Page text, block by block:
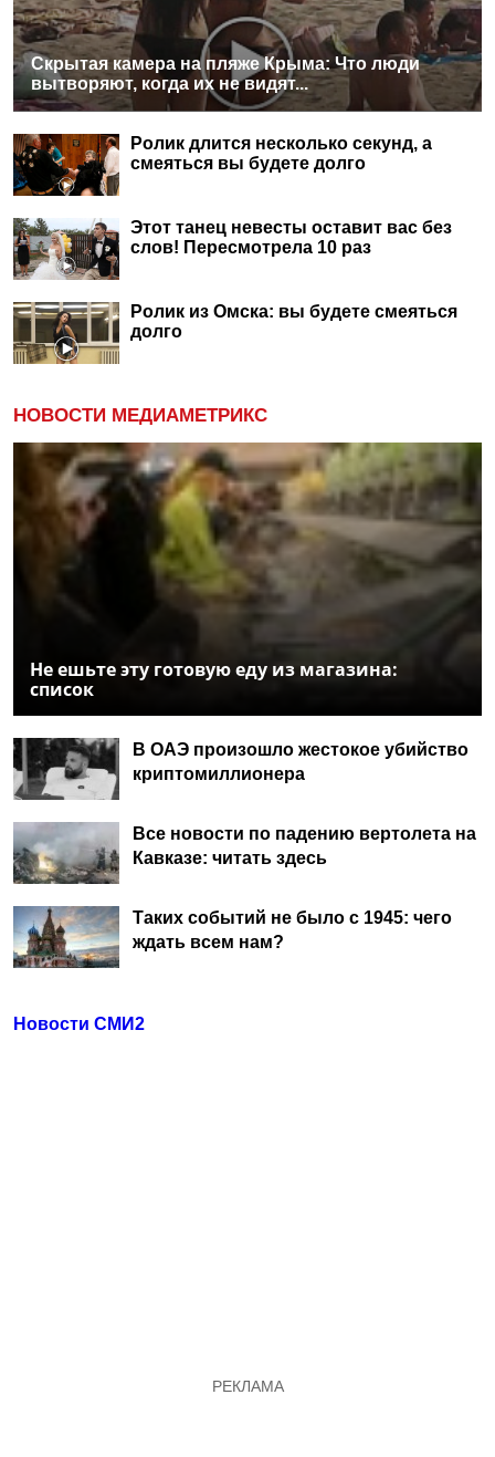
Скрытая камера на пляже Крыма: Что люди
вытворяют, когда их не видят...
Ролик длится несколько секунд, а
смеяться вы будете долго
Этот танец невесты оставит вас без
слов! Пересмотрела 10 раз
Ролик из Омска: вы будете смеяться
долго
НОВОСТИ МЕДИАМЕТРИКС
Не ешьте эту готовую еду из магазина:
список
В ОАЭ произошло жестокое убийство
криптомиллионера
Все новости по падению вертолета на
Кавказе: читать здесь
Таких событий не было с 1945: чего
ждать всем нам?
Новости СМИ2